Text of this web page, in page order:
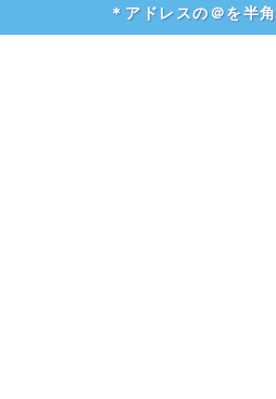
＊アドレスの＠を半